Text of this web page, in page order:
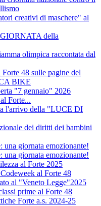
creativi di maschere" al
della
olimpica raccontata dal
48 sulle pagine del
BIKE
"7 gennaio" 2026
Forte...
l'arrivo della "LUCE DI
dei diritti dei bambini
una giornata emozionante!
una giornata emozionante!
al Forte 2025
al Forte 48
al "Veneto Legge"2025
prime al Forte 48
Forte a.s. 2024-25